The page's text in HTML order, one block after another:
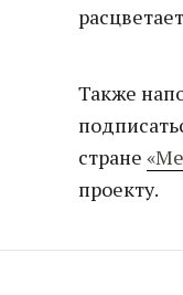
Также
стране
проекту.